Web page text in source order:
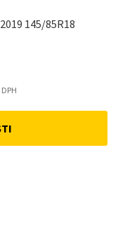
145/85R18
DPH